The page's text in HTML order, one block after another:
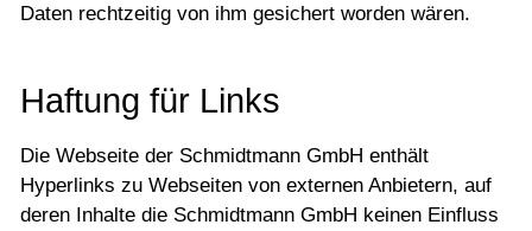
Daten rechtzeitig von ihm gesichert worden wären.
Haftung für Links
Die Webseite der Schmidtmann GmbH enthält
Hyperlinks zu Webseiten von externen Anbietern, auf
deren Inhalte die Schmidtmann GmbH keinen Einfluss